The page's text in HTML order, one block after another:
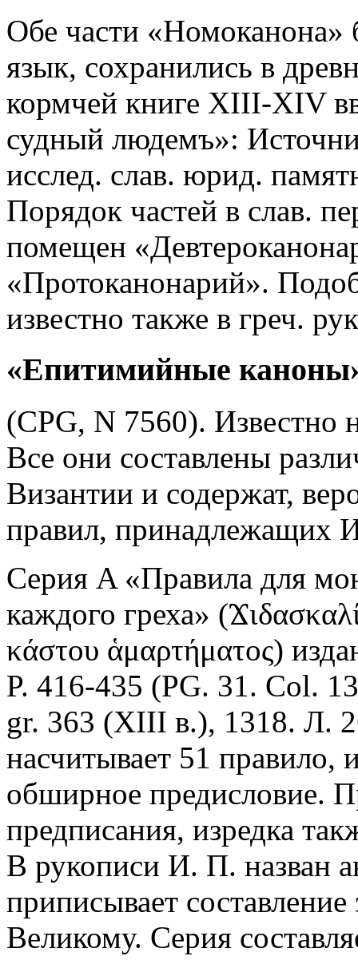
Обе части «Номоканона»
язык, сохранились в
кормчей книге XIII-XIV
судный людемъ»:
исслед. слав. юрид.
Порядок частей в слав.
помещен
«Протоканонарий».
известно также в греч.
«Епитимийные
(CPG, N 7560). Известно
Все они составлены
Византии и содержат,
правил, принадлежащих
Серия A «Правила для
каждого греха»
κάστου ἁμαρτήματος)
P. 416-435 (PG. 31. Col.
gr. 363 (XIII в.), 1318. Л.
насчитывает 51 правило,
обширное предисловие.
предписания, изредка
В рукописи И. П. назван
приписывает
Великому. Серия